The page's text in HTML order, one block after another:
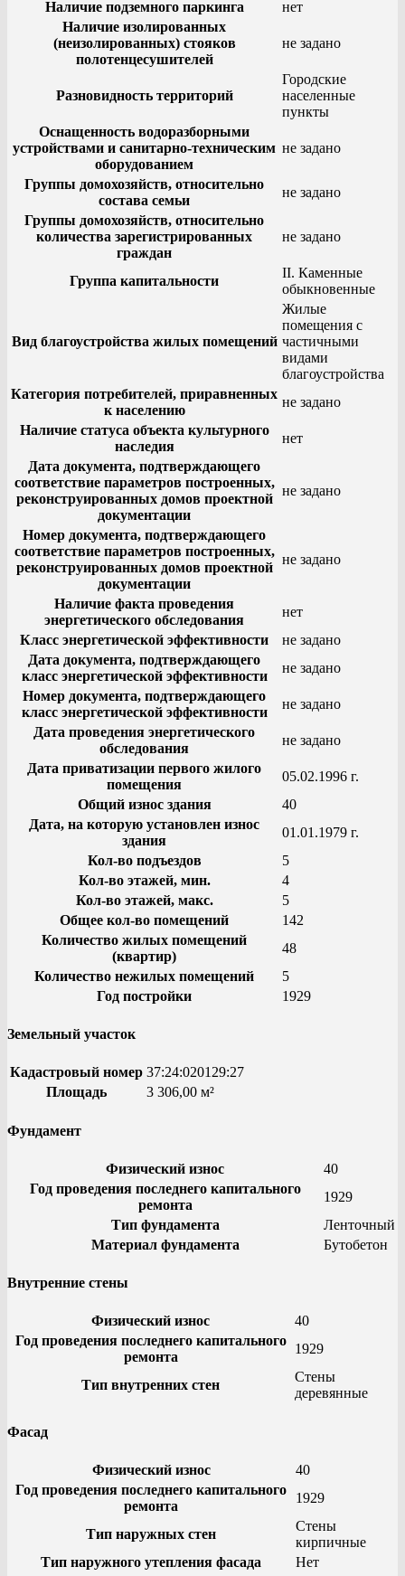
Наличие подземного паркинга
нет
Наличие изолированных
(неизолированных) стояков
полотенцесушителей
не задано
Разновидность территорий
Городские
населенные
пункты
Оснащенность водоразборными
устройствами и санитарно-техническим
оборудованием
не задано
Группы домохозяйств, относительно
состава семьи
не задано
Группы домохозяйств, относительно
количества зарегистрированных
граждан
не задано
Группа капитальности
II. Каменные
обыкновенные
Вид благоустройства жилых помещений
Жилые
помещения с
частичными
видами
благоустройства
Категория потребителей, приравненных
к населению
не задано
Наличие статуса объекта культурного
наследия
нет
Дата документа, подтверждающего
соответствие параметров построенных,
реконструированных домов проектной
документации
не задано
Номер документа, подтверждающего
соответствие параметров построенных,
реконструированных домов проектной
документации
не задано
Наличие факта проведения
энергетического обследования
нет
Класс энергетической эффективности
не задано
Дата документа, подтверждающего
класс энергетической эффективности
не задано
Номер документа, подтверждающего
класс энергетической эффективности
не задано
Дата проведения энергетического
обследования
не задано
Дата приватизации первого жилого
помещения
05.02.1996 г.
Общий износ здания
40
Дата, на которую установлен износ
здания
01.01.1979 г.
Кол-во подъездов
5
Кол-во этажей, мин.
4
Кол-во этажей, макс.
5
Общее кол-во помещений
142
Количество жилых помещений
(квартир)
48
Количество нежилых помещений
5
Год постройки
1929
Земельный участок
Кадастровый номер 37:24:020129:27
Площадь
3 306,00 м²
Фундамент
Физический износ
40
Год проведения последнего капитального
ремонта
1929
Тип фундамента
Ленточный
Материал фундамента
Бутобетон
Внутренние стены
Физический износ
40
Год проведения последнего капитального
ремонта
1929
Тип внутренних стен
Стены
деревянные
Фасад
Физический износ
40
Год проведения последнего капитального
ремонта
1929
Тип наружных стен
Стены
кирпичные
Тип наружного утепления фасада
Нет